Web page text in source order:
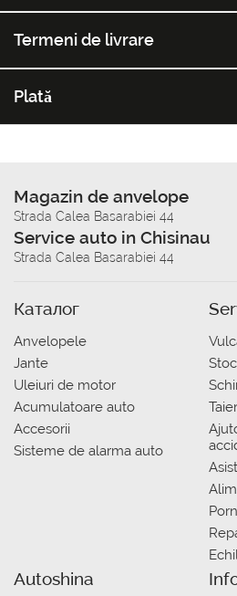
Termeni de livrare
Plată
Magazin de anvelope
Strada Calea Basarabiei 44
Service auto in Chisinau
Strada Calea Basarabiei 44
Каталог
Anvelopele
Jante
Uleiuri de motor
Acumulatoare auto
Accesorii
Sisteme de alarma auto
Autoshina